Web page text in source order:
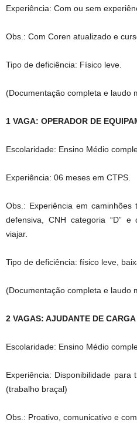
Experiência: Com ou sem
Obs.: Com Coren atualizado e
Tipo de deficiência: Físico leve.
(Documentação completa e laudo
1 VAGA: OPERADOR DE
Escolaridade: Ensino Médio
Experiência: 06 meses em CTPS.
Obs.: Experiência em
defensiva, CNH categoria “D”
viajar.
Tipo de deficiência: físico leve,
(Documentação completa e laudo
2 VAGAS: AJUDANTE DE
Escolaridade: Ensino Médio
Experiência: Disponibilidade
(trabalho braçal)
Obs.: Proativo, comunicativo e